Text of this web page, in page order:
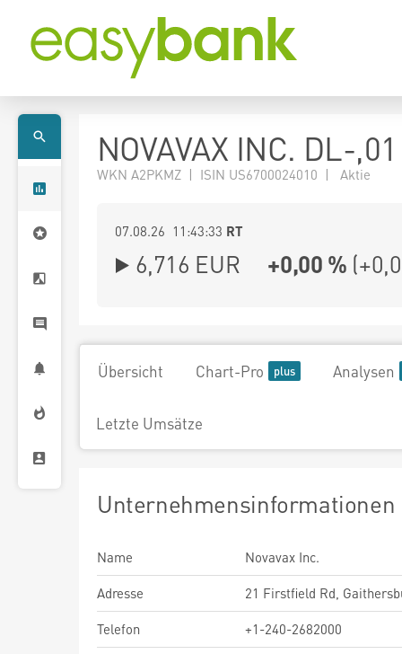
NOVAVAX INC. DL-,01
WKN A2PKMZ | ISIN US6700024010 | Aktie
07.08.26 11:43:33 RT
6,716 EUR +0,00 % (
Übersicht Chart-Pro Analysen
Letzte Umsätze
Unternehmensinformationen
Name
Novavax Inc.
Adresse
21 Firstfield Rd,
Telefon
+1-240-2682000